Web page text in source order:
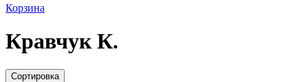
Корзина
Кравчук К.
Сортировка